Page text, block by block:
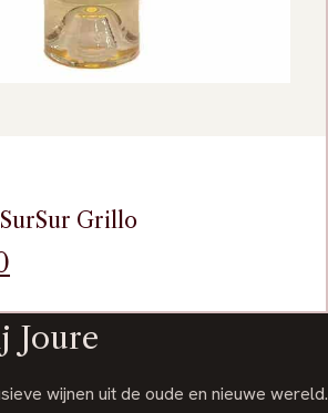
Grillo
prijs
is:
€ 12,50.
Joure
wijnen uit de oude en nieuwe wereld.